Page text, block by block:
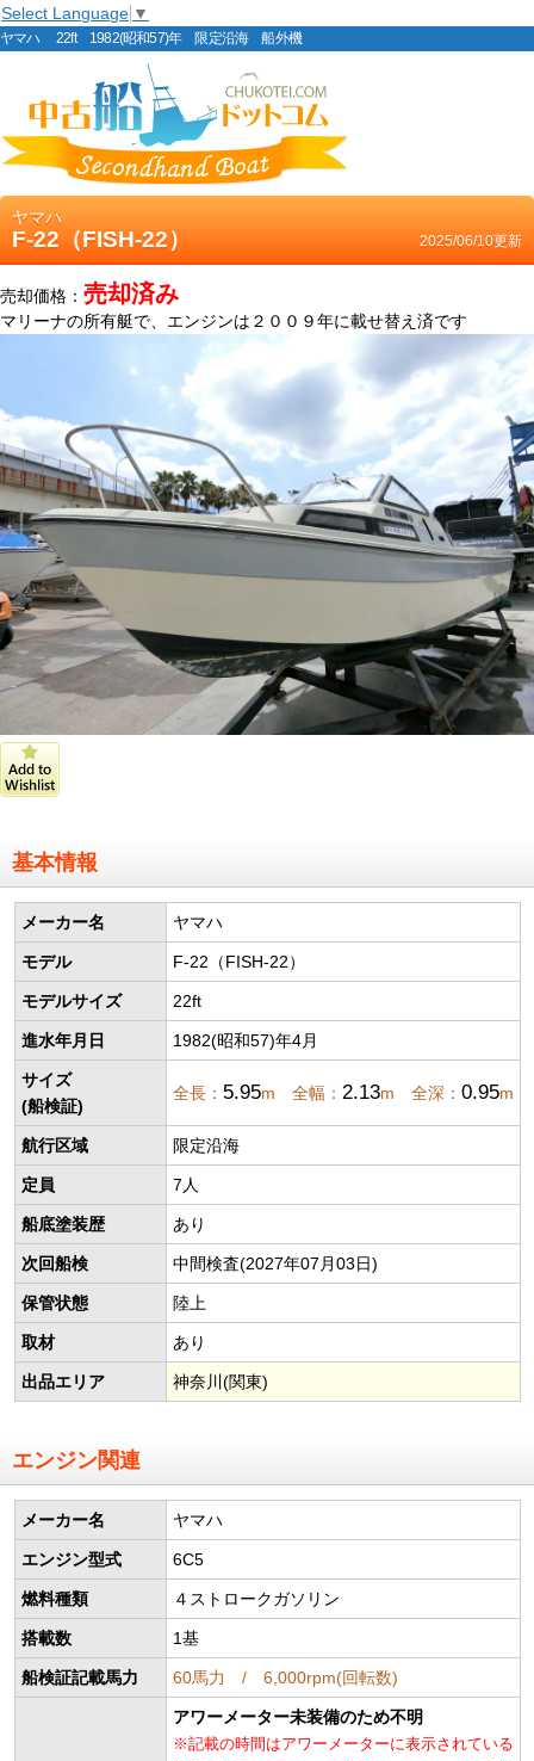
Select Language ▼
ヤマハ 22ft 1982(昭和57)年 限定沿海 船外機
ヤマハ
F-22（FISH-22） 2025/06/10更新
売却価格： 売却済み
マリーナの所有艇で、エンジンは２００９年に載せ替え済です
基本情報
メーカー名 ヤマハ
モデル F-22（FISH-22）
モデルサイズ 22ft
進水年月日 1982(昭和57)年4月
サイズ
(船検証)
全長： 5.95m 全幅： 2.13m 全深： 0.95m
航行区域 限定沿海
定員 7人
船底塗装歴 あり
次回船検 中間検査(2027年07月03日)
保管状態 陸上
取材 あり
出品エリア 神奈川(関東)
エンジン関連
メーカー名 ヤマハ
エンジン型式 6C5
燃料種類 ４ストロークガソリン
搭載数 1基
船検証記載馬力 60馬力 / 6,000rpm(回転数)
アワーメーター未装備のため不明
※記載の時間はアワーメーターに表示されている